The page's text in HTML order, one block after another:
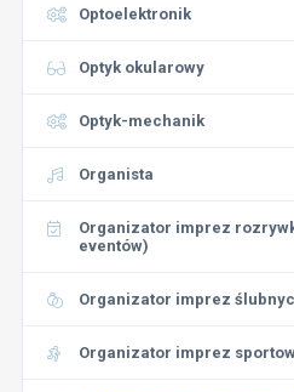
Optoelektronik
Optyk okularowy
Optyk-mechanik
Organista
Organizator imprez
eventów)
Organizator imprez
Organizator imprez